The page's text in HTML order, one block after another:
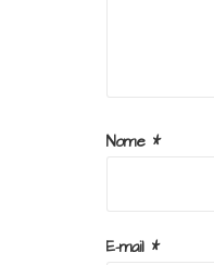
Nome *
E-mail *